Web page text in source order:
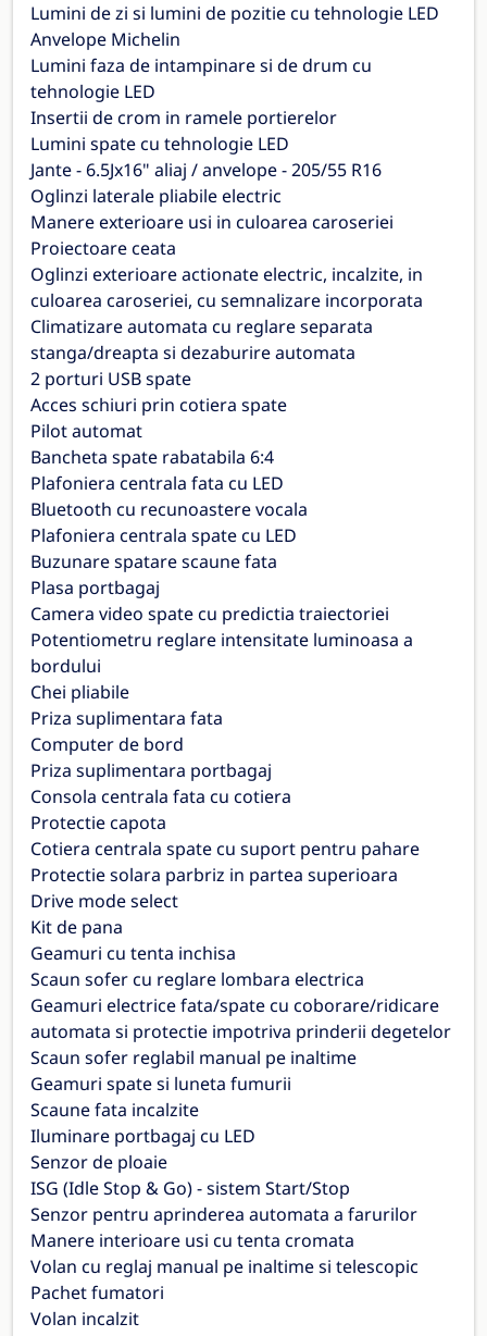
Lumini de zi si lumini de pozitie cu tehnologie LED
Anvelope Michelin
Lumini faza de intampinare si de drum cu
tehnologie LED
Insertii de crom in ramele portierelor
Lumini spate cu tehnologie LED
Jante - 6.5Jx16" aliaj / anvelope - 205/55 R16
Oglinzi laterale pliabile electric
Manere exterioare usi in culoarea caroseriei
Proiectoare ceata
Oglinzi exterioare actionate electric, incalzite, in
culoarea caroseriei, cu semnalizare incorporata
Climatizare automata cu reglare separata
stanga/dreapta si dezaburire automata
2 porturi USB spate
Acces schiuri prin cotiera spate
Pilot automat
Bancheta spate rabatabila 6:4
Plafoniera centrala fata cu LED
Bluetooth cu recunoastere vocala
Plafoniera centrala spate cu LED
Buzunare spatare scaune fata
Plasa portbagaj
Camera video spate cu predictia traiectoriei
Potentiometru reglare intensitate luminoasa a
bordului
Chei pliabile
Priza suplimentara fata
Computer de bord
Priza suplimentara portbagaj
Consola centrala fata cu cotiera
Protectie capota
Cotiera centrala spate cu suport pentru pahare
Protectie solara parbriz in partea superioara
Drive mode select
Kit de pana
Geamuri cu tenta inchisa
Scaun sofer cu reglare lombara electrica
Geamuri electrice fata/spate cu coborare/ridicare
automata si protectie impotriva prinderii degetelor
Scaun sofer reglabil manual pe inaltime
Geamuri spate si luneta fumurii
Scaune fata incalzite
Iluminare portbagaj cu LED
Senzor de ploaie
ISG (Idle Stop & Go) - sistem Start/Stop
Senzor pentru aprinderea automata a farurilor
Manere interioare usi cu tenta cromata
Volan cu reglaj manual pe inaltime si telescopic
Pachet fumatori
Volan incalzit